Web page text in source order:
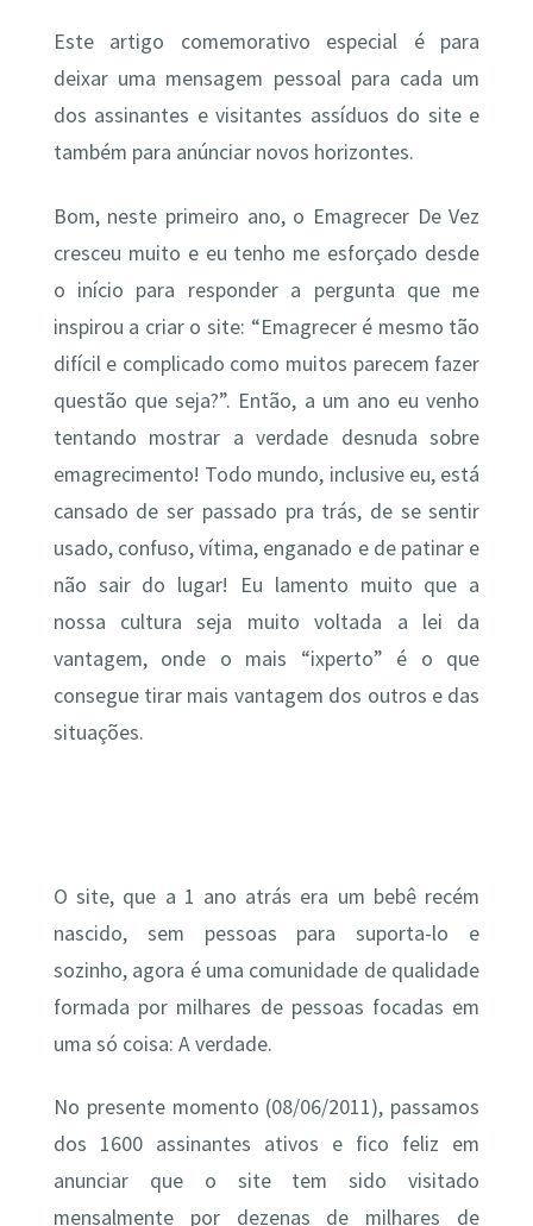
Este artigo comemorativo especial é para
deixar uma mensagem pessoal para cada um
dos assinantes e visitantes assíduos do site e
também para anúnciar novos horizontes.
Bom, neste primeiro ano, o Emagrecer De Vez
cresceu muito e eu tenho me esforçado desde
o início para responder a pergunta que me
inspirou a criar o site: “Emagrecer é mesmo tão
difícil e complicado como muitos parecem fazer
questão que seja?”. Então, a um ano eu venho
tentando mostrar a verdade desnuda sobre
emagrecimento! Todo mundo, inclusive eu, está
cansado de ser passado pra trás, de se sentir
usado, confuso, vítima, enganado e de patinar e
não sair do lugar! Eu lamento muito que a
nossa cultura seja muito voltada a lei da
vantagem, onde o mais “ixperto” é o que
consegue tirar mais vantagem dos outros e das
situações.
O site, que a 1 ano atrás era um bebê recém
nascido, sem pessoas para suporta-lo e
sozinho, agora é uma comunidade de qualidade
formada por milhares de pessoas focadas em
uma só coisa: A verdade.
No presente momento (08/06/2011), passamos
dos 1600 assinantes ativos e fico feliz em
anunciar que o site tem sido visitado
mensalmente por dezenas de milhares de